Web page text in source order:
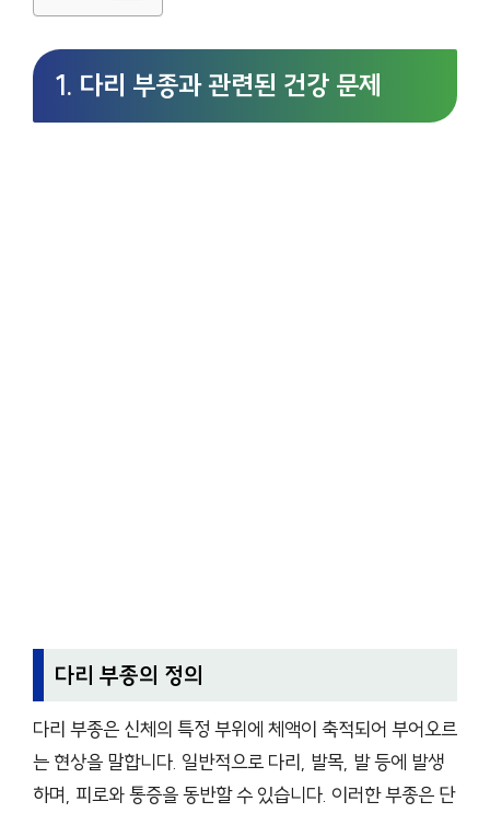
1. 다리 부종과 관련된 건강 문제
다리 부종의 정의
다리 부종은 신체의 특정 부위에 체액이 축적되어 부어오르
는 현상을 말합니다. 일반적으로 다리, 발목, 발 등에 발생
하며, 피로와 통증을 동반할 수 있습니다. 이러한 부종은 단